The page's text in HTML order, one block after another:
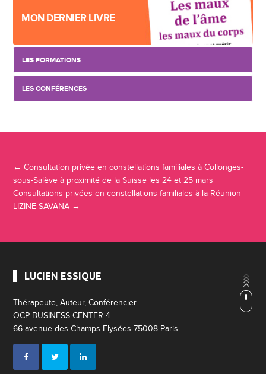
MON DERNIER LIVRE
LES FORMATIONS
LES CONFÉRENCES
← Consultation privée en constellations familiales à Collonges-
sous-Salève à proximité de la Suisse les 24 et 25 mars
Consultations privées en constellations familiales à la Réunion –
LIZINE SAVANA →
LUCIEN ESSIQUE
Thérapeute, Auteur, Conférencier
OCP BUSINESS CENTER 4
66 avenue des Champs Elysées 75008 Paris